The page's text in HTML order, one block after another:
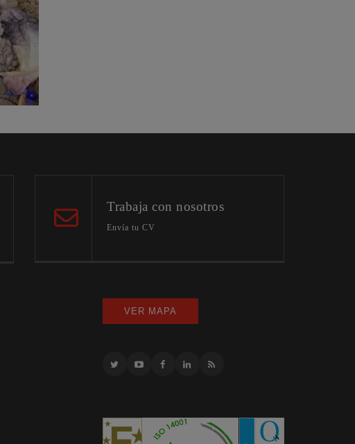
Trabaja con nosotros
Envía tu CV
VER MAPA